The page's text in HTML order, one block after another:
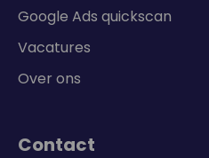
Google Ads quickscan
Vacatures
Over ons
Contact